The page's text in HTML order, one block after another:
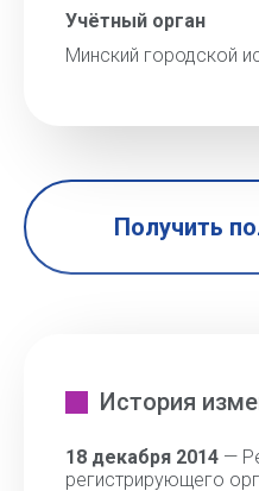
Учётный орган
Минский городской
Получить
История
18 декабря 2014 —
регистрирующего